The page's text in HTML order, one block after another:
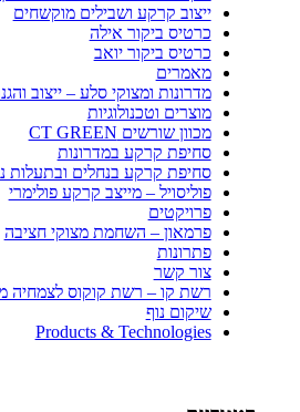
ייצוב קרקע ושבילים מוקשחים
כרטיס ביקור אילה
כרטיס ביקור יואב
מאמרים
מדרונות ומצוקי סלע – ייצוב
מוצרים וטכנולוגיות
מכוון שורשים CT GREEN
סחיפת קרקע במדרונות
סחיפת קרקע בנחלים ובתעלות
פוליסויל – מייצב קרקע פולימרי
פרויקטים
פרמאון – השחמת מצוקי חציבה
פתרונות
צור קשר
רשת קו – רשת קוקוס לצמחיה
שיקום נוף
Products & Technologies